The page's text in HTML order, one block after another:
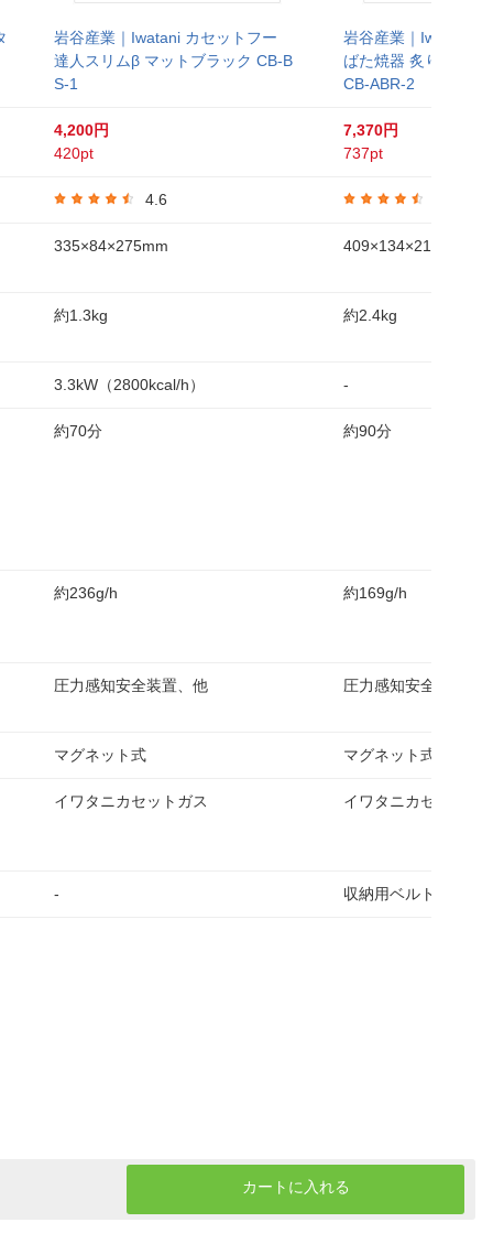
岩谷産業｜Iwatani カセットフー
達人スリムβ マットブラック CB-B
S-1
4,200円
420pt
4.6
335×84×275mm
約1.3kg
3.3kW（2800kcal/h）
約70分
約236g/h
圧力感知安全装置、他
マグネット式
イワタニカセットガス
-
岩谷産業｜Iwatani
ばた焼器 炙りや2 マ
CB-ABR-2
7,370円
737pt
409×134×214mm
約2.4kg
-
約90分
約169g/h
圧力感知安全装置、
マグネット式
イワタニカセットガ
収納用ベルト
カートに入れる